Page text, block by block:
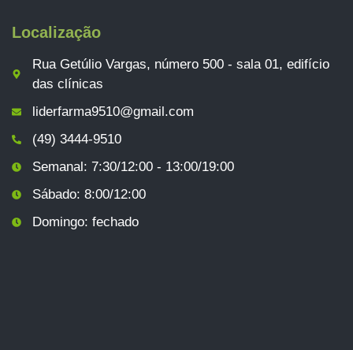
Localização
Rua Getúlio Vargas, número 500 - sala 01, edifício
das clínicas
liderfarma9510@gmail.com
(49) 3444-9510
Semanal: 7:30/12:00 - 13:00/19:00
Sábado: 8:00/12:00
Domingo: fechado